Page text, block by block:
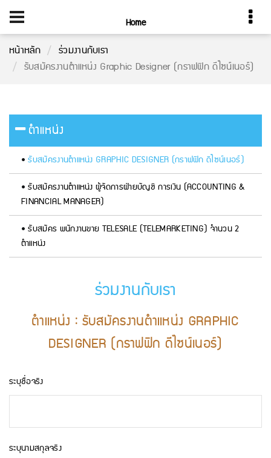
Home
หน้าหลัก
ร่วมงานกับเรา
รับสมัครงานตำแหน่ง Graphic Designer (กราฟฟิก ดีไซน์เนอร์)
ตำแหน่ง
รับสมัครงานตำแหน่ง GRAPHIC DESIGNER (กราฟฟิก ดีไซน์เนอร์)
รับสมัครงานตำแหน่ง ผู้จัดการฝ่ายบัญชี การเงิน (ACCOUNTING &
FINANCIAL MANAGER)
รับสมัคร พนักงานขาย TELESALE (TELEMARKETING) จำนวน 2
ตำแหน่ง
ร่วมงานกับเรา
ตำแหน่ง : รับสมัครงานตำแหน่ง GRAPHIC
DESIGNER (กราฟฟิก ดีไซน์เนอร์)
ระบุชื่อจริง
ระบุนามสกุลจริง